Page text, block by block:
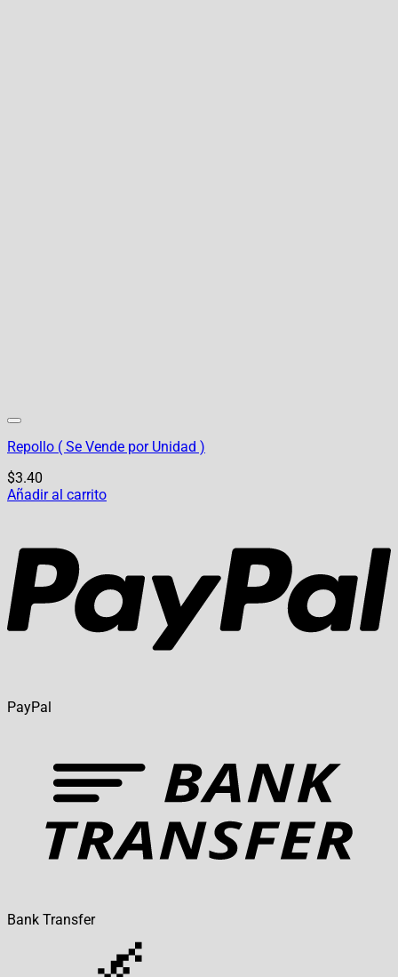
Repollo ( Se Vende por Unidad )
$3.40
Añadir al carrito
PayPal
Bank Transfer